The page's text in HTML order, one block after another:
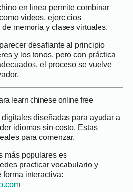
en línea permite combinar
videos, ejercicios
memoria y clases virtuales.
desafiante al principio
y los tonos, pero con práctica
el proceso se vuelve
learn chinese online free
diseñadas para ayudar a
idiomas sin costo. Estas
para comenzar.
más populares es
practicar vocabulario y
forma interactiva: